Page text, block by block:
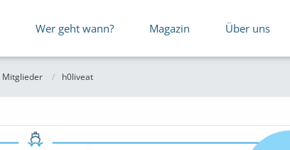
Wer geht wann? Magazin Über uns
Mitglieder h0liveat